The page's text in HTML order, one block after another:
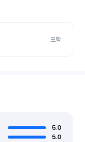
포함
5.0
5.0